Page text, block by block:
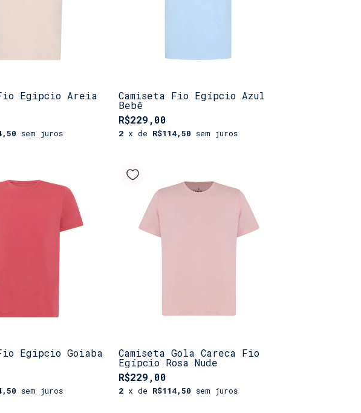
Egipcio Areia
sem juros
Camiseta Fio Egípcio Azul
Bebê
R$229,00
2 x de R$114,50 sem juros
Egipcio Goiaba
sem juros
Camiseta Gola Careca Fio
Egípcio Rosa Nude
R$229,00
2 x de R$114,50 sem juros